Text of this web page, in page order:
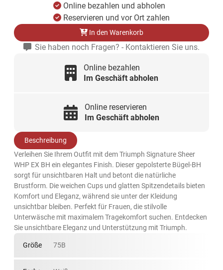
Online bezahlen und abholen
Reservieren und vor Ort zahlen
In den Warenkorb
Sie haben noch Fragen? - Kontaktieren Sie uns.
Online bezahlen
Im Geschäft abholen
Online reservieren
Im Geschäft abholen
Beschreibung
Verleihen Sie Ihrem Outfit mit dem Triumph Signature Sheer
WHP EX BH ein elegantes Finish. Dieser gepolsterte Bügel-BH
sorgt für unsichtbaren Halt und betont die natürliche
Brustform. Die weichen Cups und glatten Spitzendetails bieten
Komfort und Eleganz, während sie unter der Kleidung
unsichtbar bleiben. Perfekt für Frauen, die stilvolle
Unterwäsche mit maximalem Tragekomfort suchen. Entdecken
Sie unsichtbare Eleganz und Unterstützung mit Triumph.
Größe 75B